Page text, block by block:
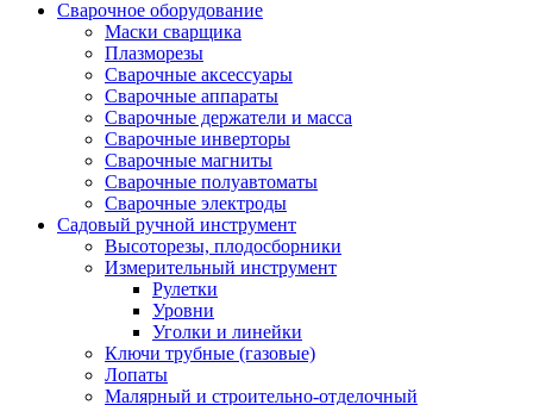
Сварочное оборудование
Маски сварщика
Плазморезы
Сварочные аксессуары
Сварочные аппараты
Сварочные держатели и масса
Сварочные инверторы
Сварочные магниты
Сварочные полуавтоматы
Сварочные электроды
Садовый ручной инструмент
Высоторезы, плодосборники
Измерительный инструмент
Рулетки
Уровни
Уголки и линейки
Ключи трубные (газовые)
Лопаты
Малярный и строительно-отделочный